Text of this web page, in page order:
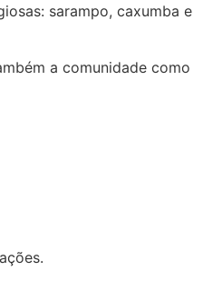
sarampo, caxumba e
a comunidade como